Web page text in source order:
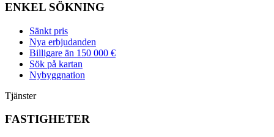
ENKEL SÖKNING
Sänkt pris
Nya erbjudanden
Billigare än 150 000 €
Sök på kartan
Nybyggnation
Tjänster
FASTIGHETER